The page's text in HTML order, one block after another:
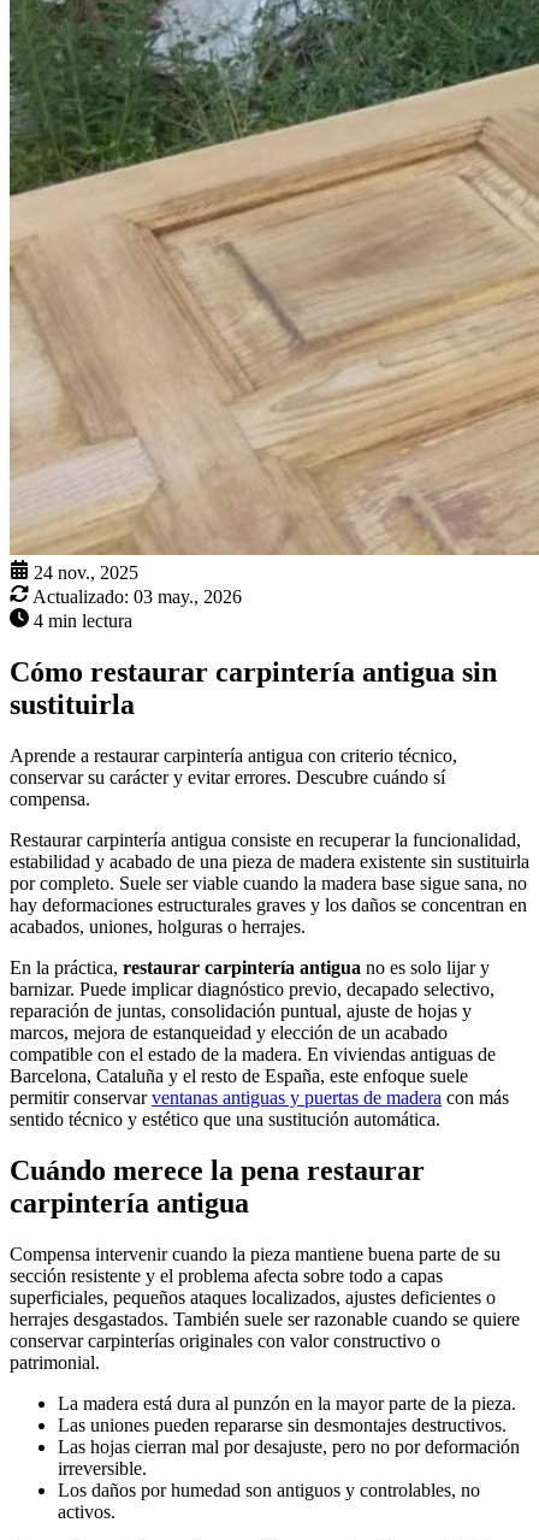
24 nov., 2025
Actualizado: 03 may., 2026
4 min lectura
Cómo restaurar carpintería antigua sin
sustituirla
Aprende a restaurar carpintería antigua con criterio técnico,
conservar su carácter y evitar errores. Descubre cuándo sí
compensa.
Restaurar carpintería antigua consiste en recuperar la funcionalidad,
estabilidad y acabado de una pieza de madera existente sin sustituirla
por completo. Suele ser viable cuando la madera base sigue sana, no
hay deformaciones estructurales graves y los daños se concentran en
acabados, uniones, holguras o herrajes.
En la práctica, restaurar carpintería antigua no es solo lijar y
barnizar. Puede implicar diagnóstico previo, decapado selectivo,
reparación de juntas, consolidación puntual, ajuste de hojas y
marcos, mejora de estanqueidad y elección de un acabado
compatible con el estado de la madera. En viviendas antiguas de
Barcelona, Cataluña y el resto de España, este enfoque suele
permitir conservarventanas antiguas y puertas de madera con más
sentido técnico y estético que una sustitución automática.
Cuándo merece la pena restaurar
carpintería antigua
Compensa intervenir cuando la pieza mantiene buena parte de su
sección resistente y el problema afecta sobre todo a capas
superficiales, pequeños ataques localizados, ajustes deficientes o
herrajes desgastados. También suele ser razonable cuando se quiere
conservar carpinterías originales con valor constructivo o
patrimonial.
La madera está dura al punzón en la mayor parte de la pieza.
Las uniones pueden repararse sin desmontajes destructivos.
Las hojas cierran mal por desajuste, pero no por deformación
irreversible.
Los daños por humedad son antiguos y controlables, no
activos.